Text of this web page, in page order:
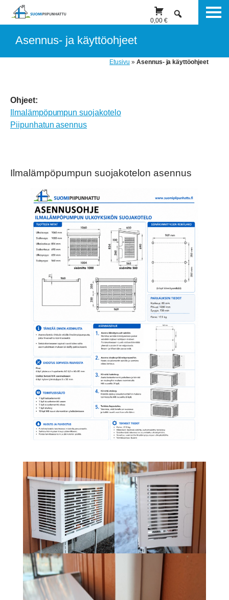
Skip
to
content
Edulliset
piipuille
0,00 €
Asennus- ja käyttöohjeet
Etusivu » Asennus- ja käyttöohjeet
Ohjeet:
Ilmalämpöpumpun suojakotelo
Piipunhatun asennus
Ilmalämpöpumpun suojakotelon asennus